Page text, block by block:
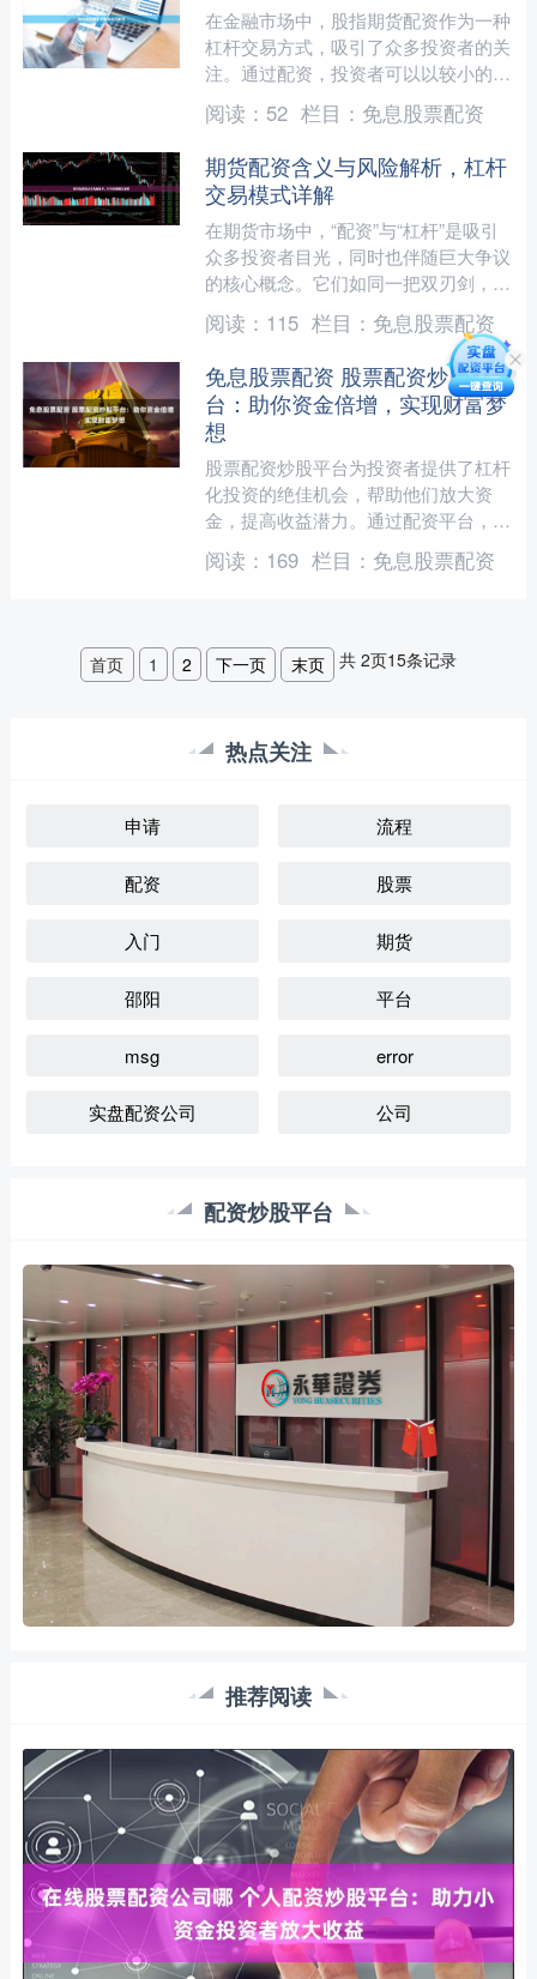
在金融市场中，股指期货配资作为一种
杠杆交易方式，吸引了众多投资者的关
注。通过配资，投资者可以以较小的自
有资金撬动更大规模的交易头寸，从而
放大潜在收益。然而，高杠....
阅读： 52 栏目： 免息股票配资
期货配资含义与风险解析，杠杆
交易模式详解
在期货市场中，“配资”与“杠杆”是吸引
众多投资者目光，同时也伴随巨大争议
的核心概念。它们如同一把双刃剑，既
能放大收益，也能加剧亏损。本文将深
入解析期货配资的含义....
阅读： 115 栏目： 免息股票配资
免息股票配资 股票配资炒股平
台：助你资金倍增，实现财富梦
想
股票配资炒股平台为投资者提供了杠杆
化投资的绝佳机会，帮助他们放大资
金，提高收益潜力。通过配资平台，投
资者可以借用资金进行股票交易免息股
票配资，从而增加其投资规模....
阅读： 169 栏目： 免息股票配资
首页 1 2 下一页 末页 共 2页15条记录
热点关注
申请 流程
配资 股票
入门 期货
邵阳 平台
msg error
实盘配资公司 公司
配资炒股平台
推荐阅读